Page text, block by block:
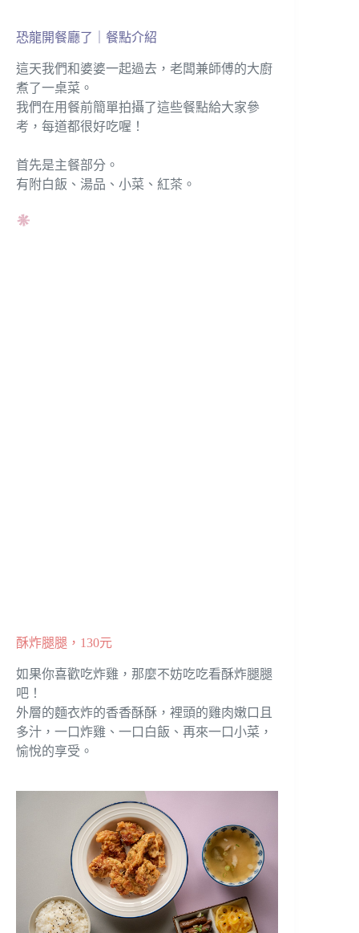
恐龍開餐廳了｜餐點介紹
這天我們和婆婆一起過去，老闆兼師傅的大廚
煮了一桌菜。
我們在用餐前簡單拍攝了這些餐點給大家參
考，每道都很好吃喔！
首先是主餐部分。
有附白飯、湯品、小菜、紅茶。
酥炸腿腿，130元
如果你喜歡吃炸雞，那麼不妨吃吃看酥炸腿腿
吧！
外層的麵衣炸的香香酥酥，裡頭的雞肉嫩口且
多汁，一口炸雞、一口白飯、再來一口小菜，
愉悅的享受。